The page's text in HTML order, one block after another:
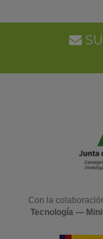
Con la
Tecnología —